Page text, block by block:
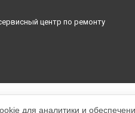
центр по ремонту
для аналитики и